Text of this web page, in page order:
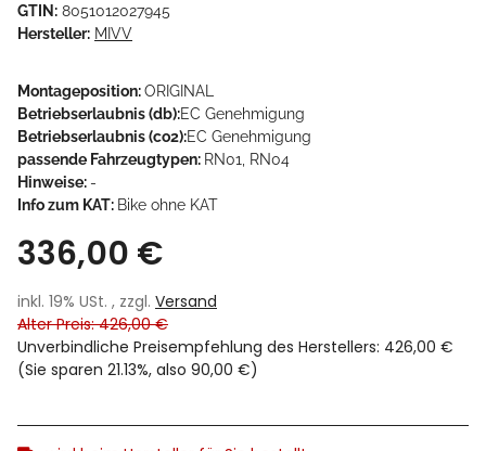
GTIN: 8051012027945
Hersteller: MIVV
Montageposition:ORIGINAL
Betriebserlaubnis (db):EC Genehmigung
Betriebserlaubnis (co2):EC Genehmigung
passende Fahrzeugtypen: RN01, RN04
Hinweise: -
Info zum KAT: Bike ohne KAT
336,00 €
inkl. 19% USt. , zzgl. Versand
Alter Preis: 426,00 €
Unverbindliche Preisempfehlung des Herstellers: 426,00 €
(Sie sparen 21.13%, also 90,00 €)